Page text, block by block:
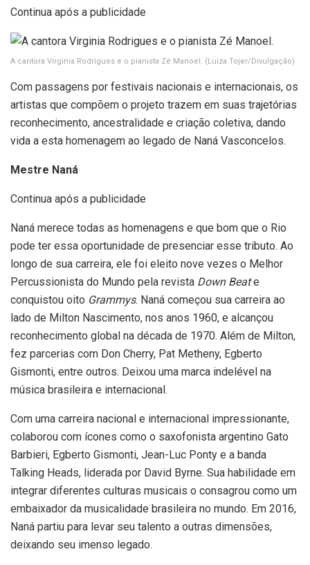
Continua após a publicidade
A cantora Virginia Rodrigues e o pianista Zé Manoel. (Luiza Tojer/Divulgação)
Com passagens por festivais nacionais e internacionais, os
artistas que compõem o projeto trazem em suas trajetórias
reconhecimento, ancestralidade e criação coletiva, dando
vida a esta homenagem ao legado de Naná Vasconcelos.
Mestre Naná
Continua após a publicidade
Naná merece todas as homenagens e que bom que o Rio
pode ter essa oportunidade de presenciar esse tributo. Ao
longo de sua carreira, ele foi eleito nove vezes o Melhor
Percussionista do Mundo pela revista Down Beate
conquistou oito Grammys. Naná começou sua carreira ao
lado de Milton Nascimento, nos anos 1960, e alcançou
reconhecimento global na década de 1970. Além de Milton,
fez parcerias com Don Cherry, Pat Metheny, Egberto
Gismonti, entre outros. Deixou uma marca indelével na
música brasileira e internacional.
Com uma carreira nacional e internacional impressionante,
colaborou com ícones como o saxofonista argentino Gato
Barbieri, Egberto Gismonti, Jean-Luc Ponty e a banda
Talking Heads, liderada por David Byrne. Sua habilidade em
integrar diferentes culturas musicais o consagrou como um
embaixador da musicalidade brasileira no mundo. Em 2016,
Naná partiu para levar seu talento a outras dimensões,
deixando seu imenso legado.